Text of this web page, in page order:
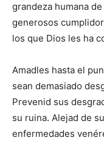
grandeza humana
generosos
los que Dios les ha
Amadles hasta el
sean demasiado
Prevenid sus
su ruina. Alejad de
enfermedades